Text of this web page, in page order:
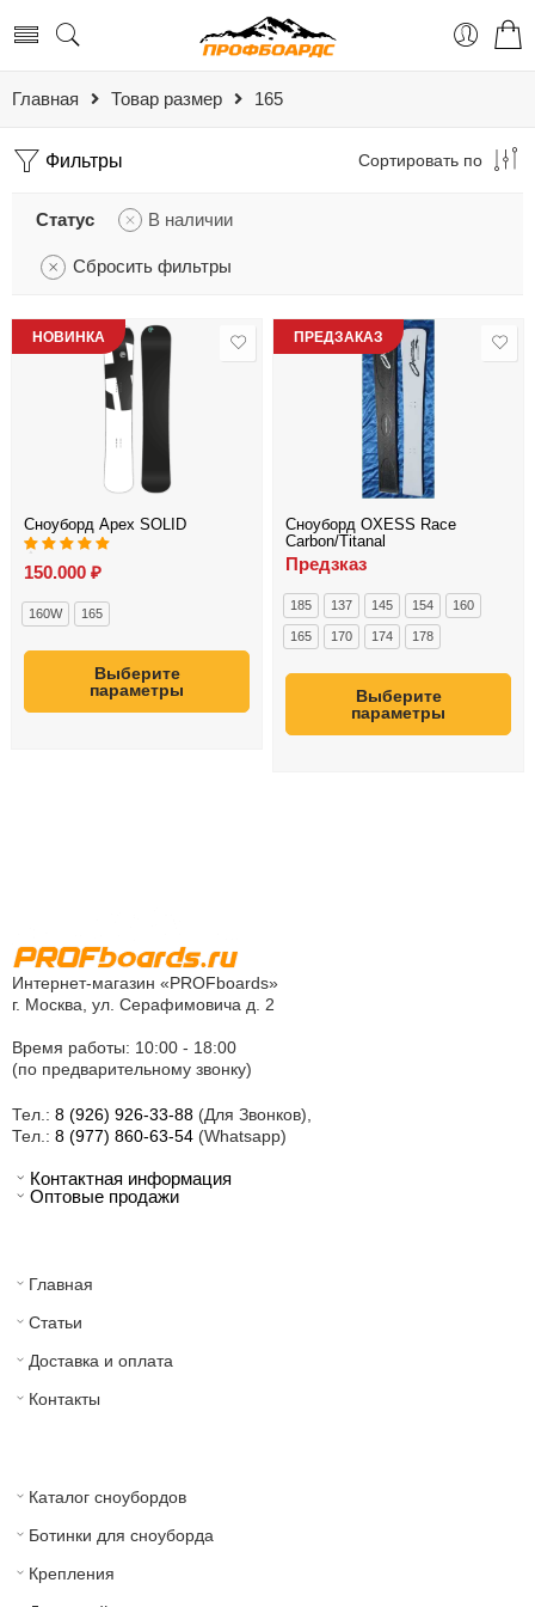
Главная Товар размер 165
Фильтры Сортировать по
Статус В наличии
Сбросить фильтры
НОВИНКА
Сноуборд Apex SOLID
Оценка5.00
из 5
150.000 ₽
160W 165
Выберите
параметры
ПРЕДЗАКАЗ
Сноуборд OXESS Race
Carbon/Titanal
Предзказ
185 137 145 154 160
165 170 174 178
Выберите
параметры
Интернет-магазин «PROFboards»
г. Москва, ул. Серафимовича д. 2
Время работы: 10:00 - 18:00
(по предварительному звонку)
Тел.: 8 (926) 926-33-88 (Для Звонков),
Тел.: 8 (977) 860-63-54 (Whatsapp)
Контактная информация
Оптовые продажи
Главная
Статьи
Доставка и оплата
Контакты
Каталог сноубордов
Ботинки для сноуборда
Крепления